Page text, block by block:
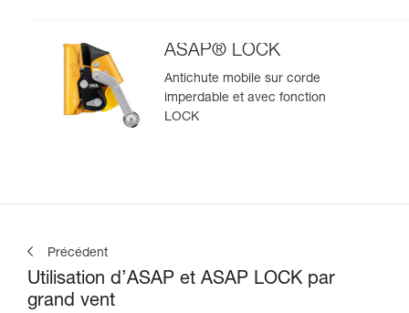
ASAP® LOCK
Antichute mobile sur corde
imperdable et avec fonction
LOCK
Précédent
Utilisation d’ASAP et ASAP LOCK par
grand vent